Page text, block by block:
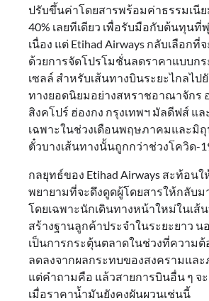
ปรับขึ้นค่าโดยสารพร้อมค่าธรรมเนีย
40% เลยทีเดียว เพื่อรับมือกับต้นทุนที่
เนื่อง แต่ Etihad Airways กลับเลือกที่
ด้วยการจัดโปรโมชั่นลดราคาแบบก
เซลล์ สำหรับเส้นทางบินระยะไกลไป
ทางยอดนิยมอย่างสหราชอาณาจักร อ
สิงคโปร์ ฮ่องกง กรุงเทพฯ มัลดีฟส์ แล
เฉพาะในช่วงเดือนพฤษภาคมและมิ
ตั๋วบางเส้นทางนั้นถูกกว่าช่วงโควิด-
กลยุทธ์ของ Etihad Airways สะท้อนใ
พยายามที่จะดึงดูดผู้โดยสารให้กลับม
โดยเฉพาะนักเดินทางหน้าใหม่ในเส้
สร้างฐานลูกค้าประจำในระยะยาว น
เป็นการกระตุ้นตลาดในช่วงที่ความต้
ลดลงจากผลกระทบของสงครามและ
แต่คำถามคือ แล้วสายการบินอื่น ๆ จ
เมื่อราคาน้ำมันยังคงผันผวนเช่นนี้